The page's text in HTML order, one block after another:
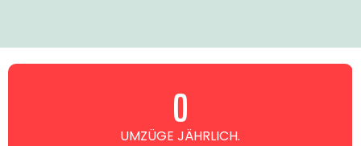
UMZÜGE JÄHRLICH.
0